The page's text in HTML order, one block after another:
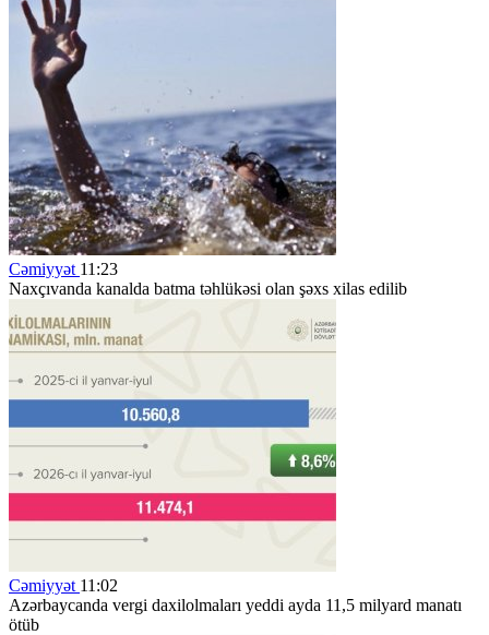
Cəmiyyət 11:23
Naxçıvanda kanalda batma təhlükəsi olan şəxs xilas edilib
Cəmiyyət 11:02
Azərbaycanda vergi daxilolmaları yeddi ayda 11,5 milyard manatı
ötüb